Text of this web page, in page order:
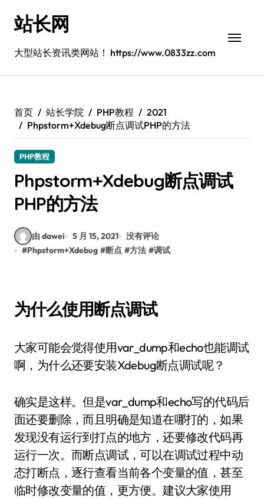
站长网
大型站长资讯类网站！ https://www.0833zz.com
首页 站长学院 PHP教程
2021
Phpstorm+Xdebug断点调试PHP的方法
PHP教程
Phpstorm+Xdebug断点调试
PHP的方法
由 dawei 5 月 15, 2021
没有评论
#Phpstorm+Xdebug #断点 #方法 #调试
为什么使用断点调试
大家可能会觉得使用var_dump和echo也能调试
啊，为什么还要安装Xdebug断点调试呢？
确实是这样。但是var_dump和echo写的代码后
面还要删除，而且明确是知道在哪打的，如果
发现没有运行到打点的地方，还要修改代码再
运行一次。而断点调试，可以在调试过程中动
态打断点，逐行查看当前各个变量的值，甚至
临时修改变量的值，更方便。建议大家使用